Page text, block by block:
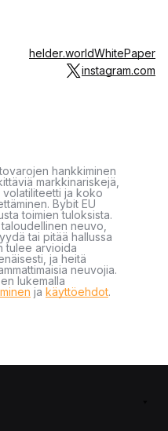
helder.worldWhitePaper
instagram.com
hankkiminen
markkinariskejä,
volatiliteetti ja koko
Bybit EU
toimien tuloksista.
neuvo,
tai pitää hallussa
tulee arvioida
ja heitä
neuvojia.
lukemalla
ja käyttöehdot.